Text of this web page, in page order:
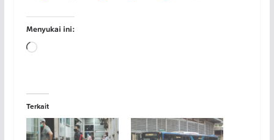
Menyukai ini:
Memuat...
Terkait